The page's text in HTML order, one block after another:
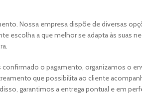
Nossa empresa dispõe de diversas
escolha a que melhor se adapta às suas
o pagamento, organizamos o
que possibilita ao cliente
garantimos a entrega pontual e em